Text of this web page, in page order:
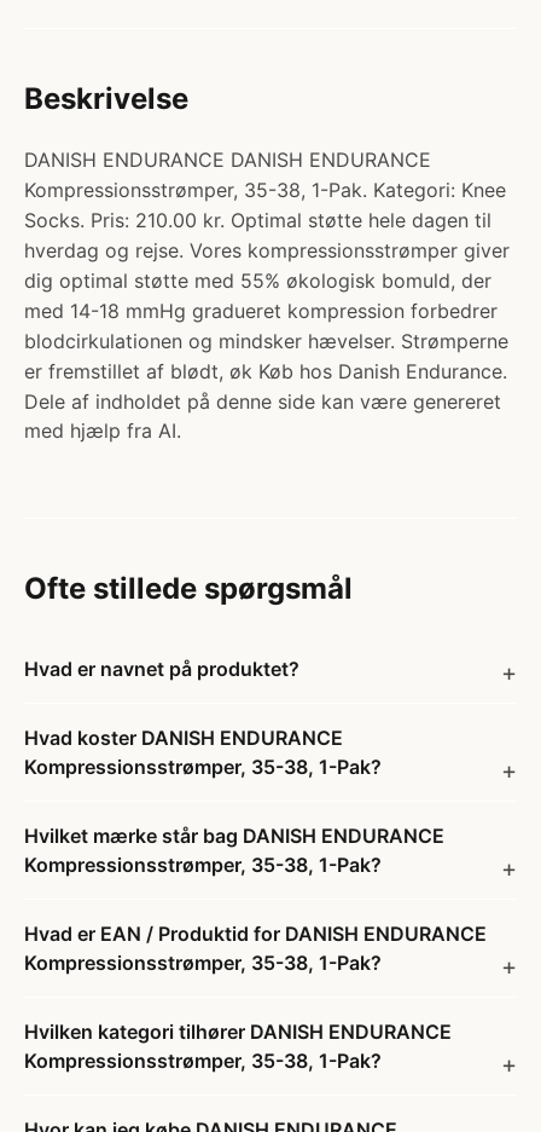
Beskrivelse
DANISH ENDURANCE DANISH ENDURANCE
Kompressionsstrømper, 35-38, 1-Pak. Kategori: Knee
Socks. Pris: 210.00 kr. Optimal støtte hele dagen til
hverdag og rejse. Vores kompressionsstrømper giver
dig optimal støtte med 55% økologisk bomuld, der
med 14-18 mmHg gradueret kompression forbedrer
blodcirkulationen og mindsker hævelser. Strømperne
er fremstillet af blødt, øk Køb hos Danish Endurance.
Dele af indholdet på denne side kan være genereret
med hjælp fra AI.
Ofte stillede spørgsmål
Hvad er navnet på produktet?
Hvad koster DANISH ENDURANCE
Kompressionsstrømper, 35-38, 1-Pak?
Hvilket mærke står bag DANISH ENDURANCE
Kompressionsstrømper, 35-38, 1-Pak?
Hvad er EAN / Produktid for DANISH ENDURANCE
Kompressionsstrømper, 35-38, 1-Pak?
Hvilken kategori tilhører DANISH ENDURANCE
Kompressionsstrømper, 35-38, 1-Pak?